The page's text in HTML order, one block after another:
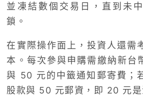
並凍結數個交易日，直到未
鎖。
在實際操作面上，投資人還需
本。每次參與申購需繳納新台
與 50 元的中籤通知郵寄費；
股款與 50 元郵資，即 20 元是